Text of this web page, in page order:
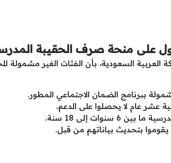
على منحة صرف الحقيبة
العربية السعودية، بأن الفئات الغير
ببرنامج الضمان الاجتماعي المطور.
عشر عام لا يحصلوا على الدعم.
إلى 18 سنة.
بتحديث بياناتهم من قبل.